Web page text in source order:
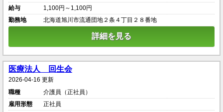
給与
1,100円～1,100円
勤務地
北海道旭川市流通団地２条４丁目２８番地
詳細を見る
医療法人 回生会
2026-04-16 更新
職種
介護員（正社員）
雇用形態
正社員